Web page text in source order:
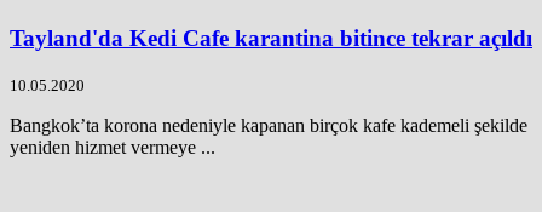
Tayland'da Kedi Cafe karantina bitince tekrar açıldı
10.05.2020
Bangkok’ta korona nedeniyle kapanan birçok kafe kademeli şekilde
yeniden hizmet vermeye ...